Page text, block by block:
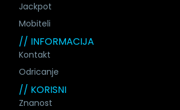
Jackpot
Mobiteli
// INFORMACIJA
Kontakt
Odricanje
// KORISNI
Znanost